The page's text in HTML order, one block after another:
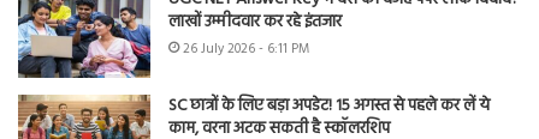
लाखों उम्मीदवार कर रहे इंतजार
26 July 2026 - 6:11 PM
SC छात्रों के लिए बड़ा अपडेट! 15 अगस्त से पहले कर लें ये
काम, वरना अटक सकती है स्कॉलरशिप